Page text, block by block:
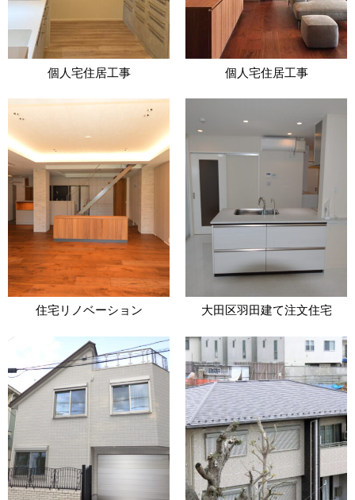
個人宅住居工事 個人宅住居工事
住宅リノベーション 大田区羽田建て注文住宅